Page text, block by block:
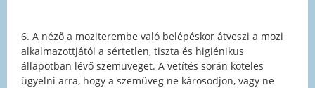
6. A néző a moziterembe való belépéskor átveszi a mozi
alkalmazottjától a sértetlen, tiszta és higiénikus
állapotban lévő szemüveget. A vetítés során köteles
ügyelni arra, hogy a szemüveg ne károsodjon, vagy ne